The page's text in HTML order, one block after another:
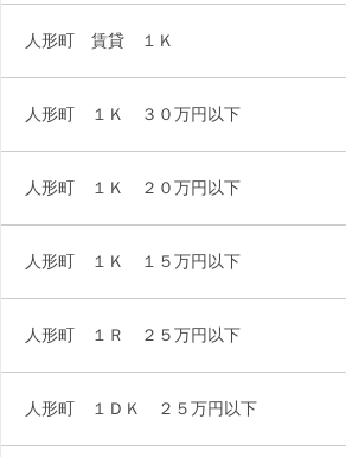
人形町 賃貸 １Ｋ
人形町 １Ｋ ３０万円以下
人形町 １Ｋ ２０万円以下
人形町 １Ｋ １５万円以下
人形町 １Ｒ ２５万円以下
人形町 １ＤＫ ２５万円以下